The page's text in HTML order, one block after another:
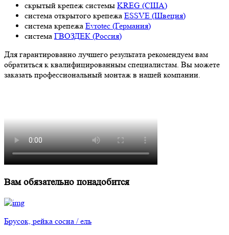
скрытый крепеж системы KREG (США)
система открытого крепежа ESSVE (Швеция)
система крепежа Evrotec (Германия)
система ГВОЗДЕК (Россия)
Для гарантированно лучшего результата рекомендуем вам
обратиться к квалифицированным специалистам. Вы можете
заказать профессиональный монтаж в нашей компании.
Вам обязательно понадобится
Брусок, рейка сосна / ель